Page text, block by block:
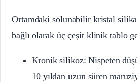
Ortamdaki solunabilir kristal
bağlı olarak üç çeşit klinik tablo
Kronik silikoz: Nispeten
10 yıldan uzun süren